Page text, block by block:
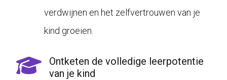
verdwijnen en het zelfvertrouwen van je
kind groeien.
Ontketen de volledige leerpotentie
van je kind